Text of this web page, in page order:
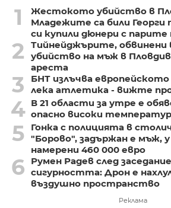
1
Жестокото убийство в
Младежите са били Георги
си купили дюнери с парите
2
Тийнейджърите,
убийство на мъж в
ареста
3
БНТ излъчва
лека атлетика - вижте
4 В 21 области за утре е
опасно високи
5
Гонка с полицията в
"Борово", задържан е мъж,
намерени 460 000 евро
6
Румен Радев след
сигурността: Дрон е
въздушно пространство
Реклама